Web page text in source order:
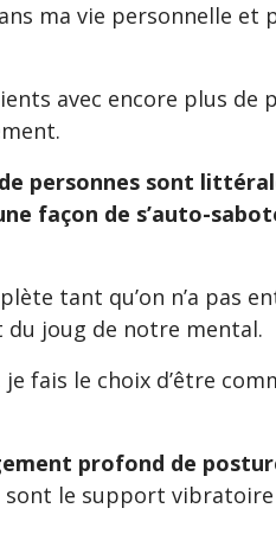
ma vie personnelle
avec encore plus
personnes sont
façon de s’auto-
tant qu’on n’a pas
du joug de notre mental.
fais le choix d’être
profond de
sont le support